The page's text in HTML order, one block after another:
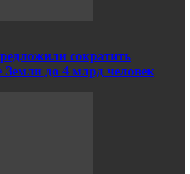
сократить
Земли до 4 млрд человек